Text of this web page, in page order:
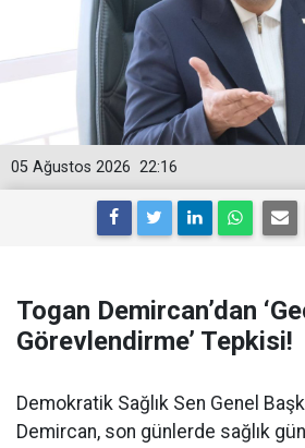
22:16
05 Ağustos 2026
Togan Demircan’dan
Görevlendirme’ Tepkisi!
Demokratik Sağlık Sen Genel
Demircan, son günlerde sağlık